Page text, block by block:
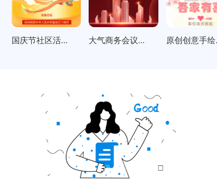
国庆节社区活动邀请函表彰大会 大气商务会议招商展会科技峰会邀请函 原创